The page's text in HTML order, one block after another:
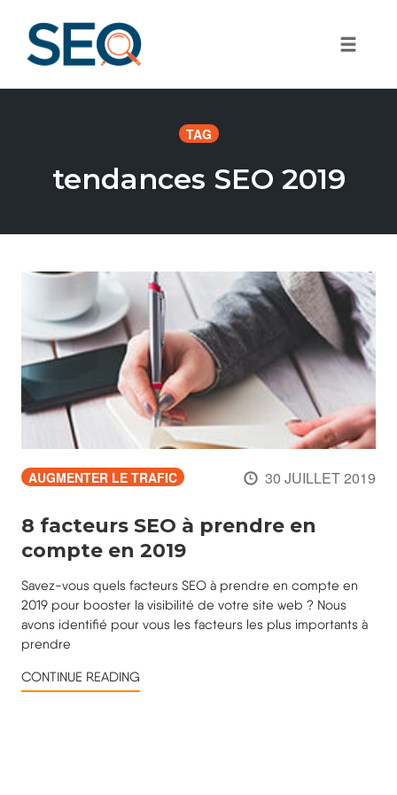
TAG
tendances SEO 2019
AUGMENTER LE TRAFIC 30 JUILLET 2019
8 facteurs SEO à prendre en
compte en 2019
Savez-vous quels facteurs SEO à prendre en compte en
2019 pour booster la visibilité de votre site web ? Nous
avons identifié pour vous les facteurs les plus importants à
prendre
CONTINUE READING